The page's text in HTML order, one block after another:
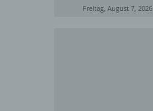
Freitag, August 7, 2026